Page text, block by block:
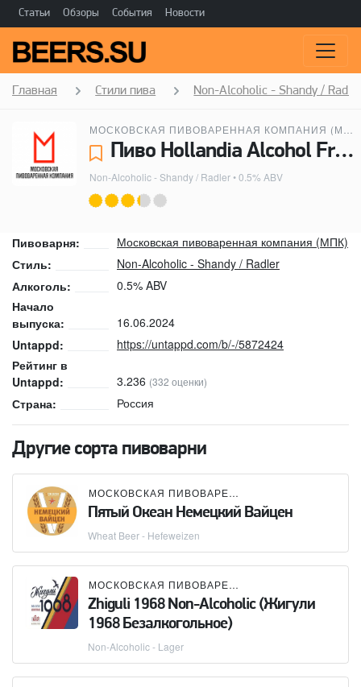
Статьи Обзоры События Новости
Главная Стили пива Non-Alcoholic - Shandy /
Пиво Hollandia Alcohol Free Grapefruit - Московская пивоваренная компания (МПК)
Non-Alcoholic - Shandy / Radler• 0.5% ABV
Пивоварня:
Московская пивоваренная компания (МПК)
Стиль:
Non-Alcoholic - Shandy / Radler
Алкоголь:
0.5% ABV
Начало
выпуска:
16.06.2024
Untappd:
https://untappd.com/b/-/5872424
Рейтинг в
Untappd:
3.236 (332 оценки)
Страна: Россия
Другие сорта пивоварни
МОСКОВСКАЯ ПИВОВАРЕННАЯ КОМПАНИЯ (МПК)
Пятый Океан Немецкий Вайцен
Wheat Beer - Hefeweizen
МОСКОВСКАЯ ПИВОВАРЕННАЯ КОМПАНИЯ (МПК)
Zhiguli 1968 Non-Alcoholic (Жигули
1968 Безалкогольное)
Non-Alcoholic - Lager